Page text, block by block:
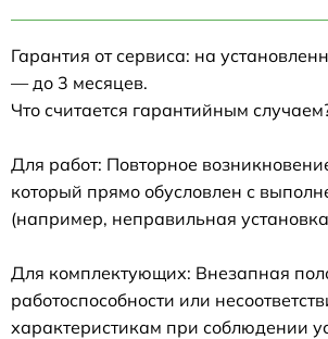
Гарантия от сервиса: на
— до 3 месяцев.
Что считается гарантийным
Для работ: Повторное
который прямо обусловлен с
(например, неправильная
Для комплектующих: Внезапная
работоспособности или
характеристикам при соблюдении